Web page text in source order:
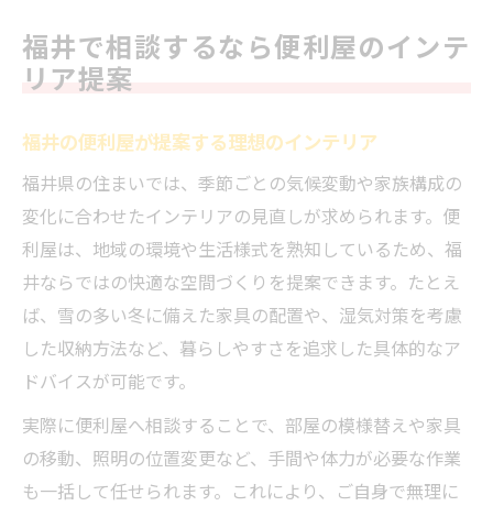
福井で相談するなら便利屋のインテ
リア提案
福井の便利屋が提案する理想のインテリア
福井県の住まいでは、季節ごとの気候変動や家族構成の
変化に合わせたインテリアの見直しが求められます。便
利屋は、地域の環境や生活様式を熟知しているため、福
井ならではの快適な空間づくりを提案できます。たとえ
ば、雪の多い冬に備えた家具の配置や、湿気対策を考慮
した収納方法など、暮らしやすさを追求した具体的なア
ドバイスが可能です。
実際に便利屋へ相談することで、部屋の模様替えや家具
の移動、照明の位置変更など、手間や体力が必要な作業
も一括して任せられます。これにより、ご自身で無理に